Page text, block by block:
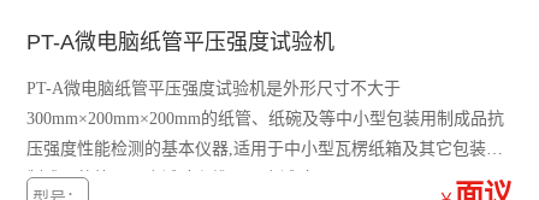
层间结合强度测试仪
耐折度仪
定量取样器
PT-A微电脑纸管平压强度试验机
PT-A微电脑纸管平压强度试验机是外形尺寸不大于
300mm×200mm×200mm的纸管、纸碗及等中小型包装用制成品抗
压强度性能检测的基本仪器,适用于中小型瓦楞纸箱及其它包装用
制成品的抗压强度试验和堆码强度试验。